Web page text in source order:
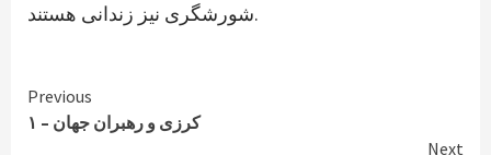
شورشگری نیز زندانی هستند.
Continue
Reading
Previous
کرزی و رهبران جهان – ۱
Next